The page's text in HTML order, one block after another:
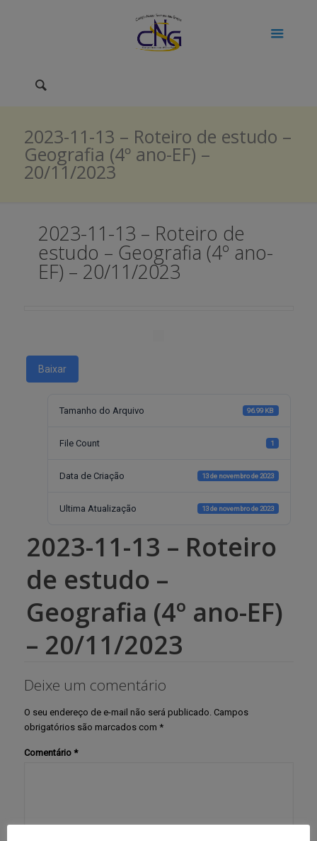
2023-11-13 – Roteiro de estudo –
Geografia (4º ano-EF) –
20/11/2023
2023-11-13 – Roteiro de
estudo – Geografia (4º ano-
EF) – 20/11/2023
Baixar
Tamanho do Arquivo 96.99 KB
File Count 1
Data de Criação 13 de novembro de 2023
Ultima Atualização 13 de novembro de 2023
2023-11-13 – Roteiro
de estudo –
Geografia (4º ano-EF)
– 20/11/2023
Deixe um comentário
O seu endereço de e-mail não será publicado. Campos
obrigatórios são marcados com *
Comentário *